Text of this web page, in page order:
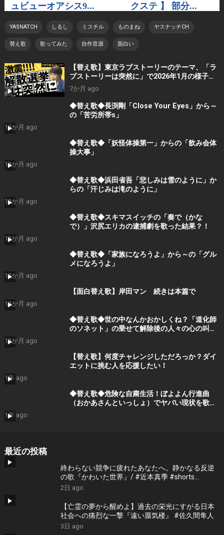
YASNATCH しるし ミスチル ものまね ヤスナッチCH
替え歌 歌ってみた 自作音源 面白い
【替え歌】東京ラブストーリーのテーマ、「ラ
ブストーリーは突然に」で2026年1月の様子を
歌ってみました。
7か月 ago
◆替え歌◆長渕剛「Close Your Eyes」から～
の「苦労所帯s」
12か月 ago
◆替え歌◆「妖怪体操第一」からの「飲み会体
操大事」
12か月 ago
◆替え歌◆浜田省吾「悲しみは雪のように」か
らの「汗じみは滝のように」
12か月 ago
◆替え歌◆スキマスイッチの「奏で（かな
で）」沢尻エリカの逮捕劇を歌った結果？！
12か月 ago
◆替え歌◆「家族になろうよ」から～の「グル
メになろうよ」
12か月 ago
【面白替え歌】岸田マン 続きは本篇で
12か月 ago
◆替え歌◆世の中なんかおかしくね？「道化師
のソネット」の乗せて解除後の人々の心の叫び
12か月 ago
【替え歌】何度チャレンジしただろっか？ダイ
エットに挑む人を応援したい！
1年 ago
◆替え歌◆危険な自粛生活！ぼよよん行進曲
（おかあさんといっしょ）でヤバい現状を歌で
1年 ago
最近の投稿
終わらない競争に疲れたあなたへ。静かなる反逆
の歌『かわいた世界』/ #近本真季 #shorts
#music
2日 ago
【亡霊の夢から醒めよ】過去の栄光にすがる日本
社会への痛烈な一撃『遠い蜃気楼』 #佐久間隼人
3日 ago